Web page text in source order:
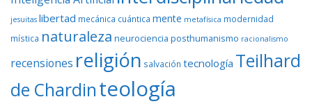
jesuitas libertad mecánica cuántica mente metafísica modernidad
mística naturaleza neurociencia posthumanismo racionalismo
recensiones religión salvación tecnología Teilhard
de Chardinteología